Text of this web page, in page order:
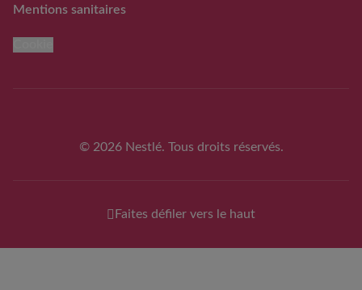
Mentions sanitaires
© 2026 Nestlé. Tous droits réservés.
Faites défiler vers le haut